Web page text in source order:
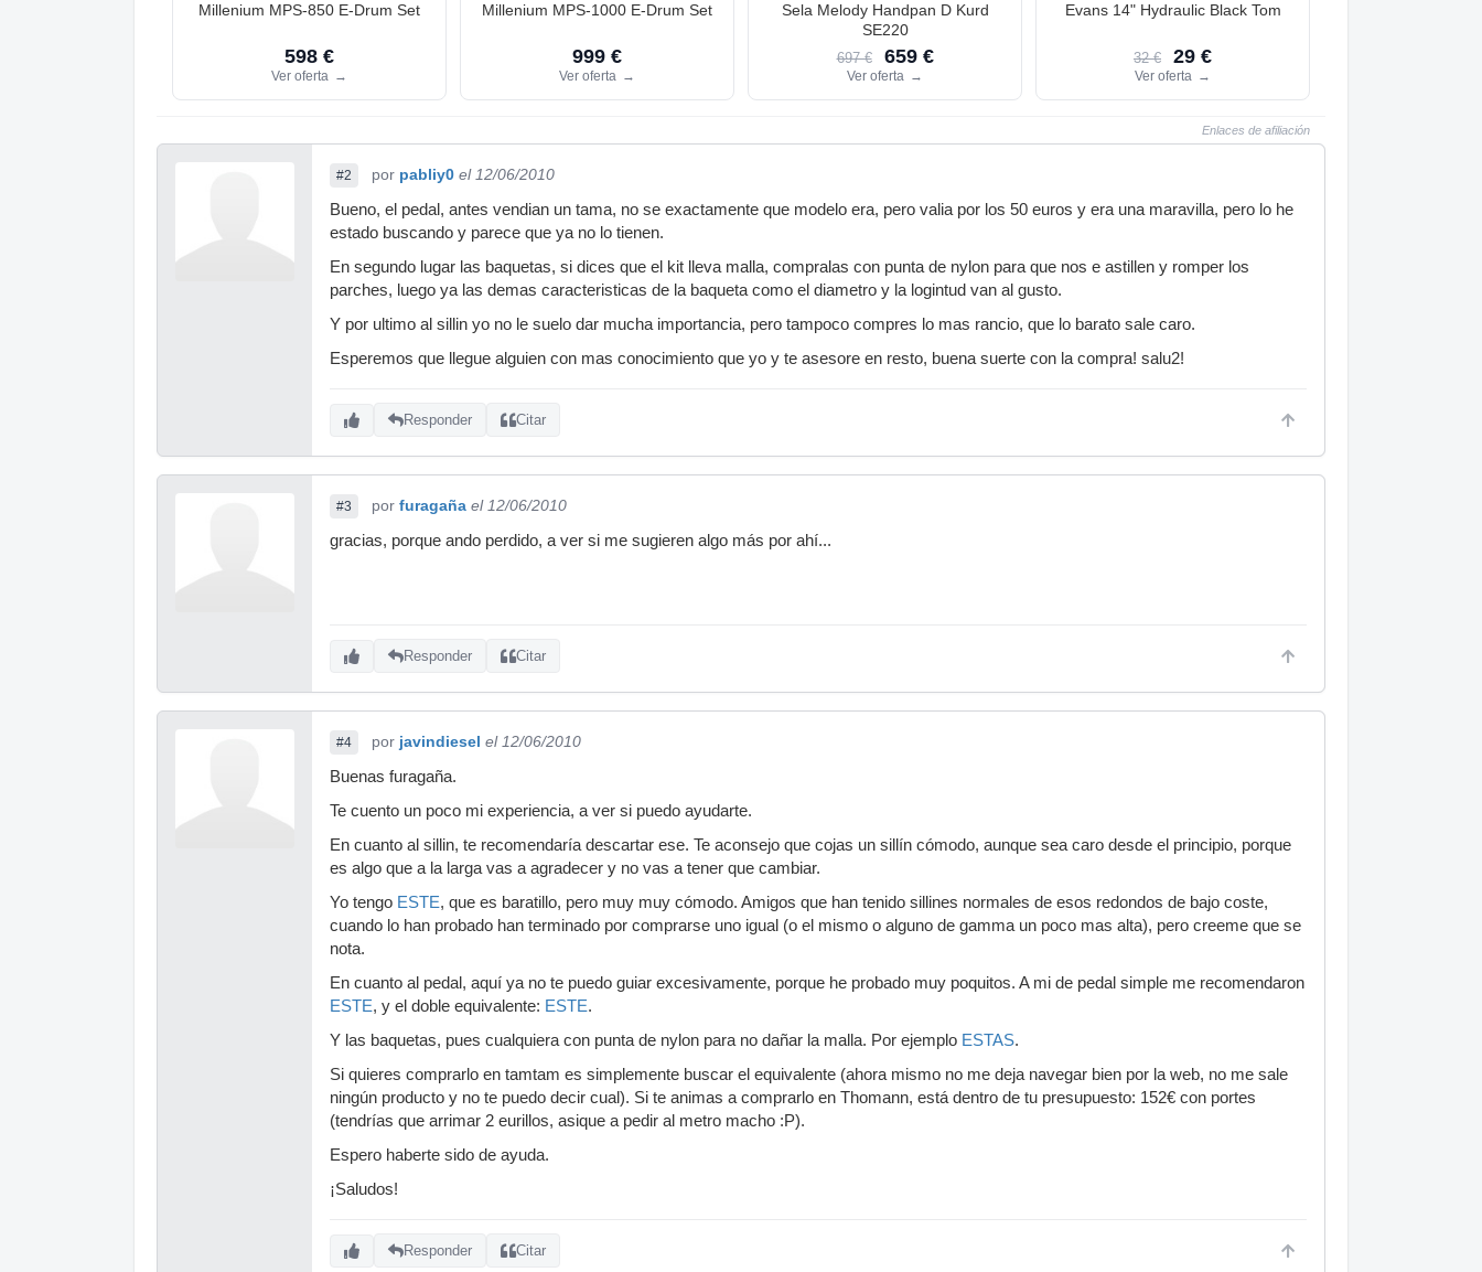
Millenium MPS-850 E-Drum Set
598 €
Ver oferta →
Millenium MPS-1000 E-Drum Set
999 €
Ver oferta →
Sela Melody Handpan D Kurd
SE220
697 € 659 €
Ver oferta →
Evans 14" Hydraulic Black Tom
32 € 29 €
Ver oferta →
Enlaces de afiliación
#2 por pabliy0 el 12/06/2010
Bueno, el pedal, antes vendian un tama, no se exactamente que modelo era, pero valia por los 50 euros y era una maravilla, pero lo he
estado buscando y parece que ya no lo tienen.
En segundo lugar las baquetas, si dices que el kit lleva malla, compralas con punta de nylon para que nos e astillen y romper los
parches, luego ya las demas caracteristicas de la baqueta como el diametro y la logintud van al gusto.
Y por ultimo al sillin yo no le suelo dar mucha importancia, pero tampoco compres lo mas rancio, que lo barato sale caro.
Esperemos que llegue alguien con mas conocimiento que yo y te asesore en resto, buena suerte con la compra! salu2!
Responder Citar
#3 por furagaña el 12/06/2010
gracias, porque ando perdido, a ver si me sugieren algo más por ahí...
Responder Citar
#4 por javindiesel el 12/06/2010
Buenas furagaña.
Te cuento un poco mi experiencia, a ver si puedo ayudarte.
En cuanto al sillin, te recomendaría descartar ese. Te aconsejo que cojas un sillín cómodo, aunque sea caro desde el principio, porque
es algo que a la larga vas a agradecer y no vas a tener que cambiar.
Yo tengo ESTE, que es baratillo, pero muy muy cómodo. Amigos que han tenido sillines normales de esos redondos de bajo coste,
cuando lo han probado han terminado por comprarse uno igual (o el mismo o alguno de gamma un poco mas alta), pero creeme que se
nota.
En cuanto al pedal, aquí ya no te puedo guiar excesivamente, porque he probado muy poquitos. A mi de pedal simple me recomendaron
ESTE, y el doble equivalente: ESTE.
Y las baquetas, pues cualquiera con punta de nylon para no dañar la malla. Por ejemplo ESTAS.
Si quieres comprarlo en tamtam es simplemente buscar el equivalente (ahora mismo no me deja navegar bien por la web, no me sale
ningún producto y no te puedo decir cual). Si te animas a comprarlo en Thomann, está dentro de tu presupuesto: 152€ con portes
(tendrías que arrimar 2 eurillos, asique a pedir al metro macho :P).
Espero haberte sido de ayuda.
¡Saludos!
Responder Citar